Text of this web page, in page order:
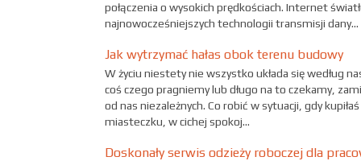
połączenia o wysokich prędkościach. Internet
najnowocześniejszych technologii transmisji dany...
Jak wytrzymać hałas obok terenu budowy
W życiu niestety nie wszystko układa się według
coś czego pragniemy lub długo na to czekamy,
od nas niezależnych. Co robić w sytuacji, gdy
miasteczku, w cichej spokoj...
Doskonały serwis odzieży roboczej dla